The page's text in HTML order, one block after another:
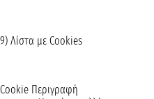
9) Λίστα με Cookies
Cookie Περιγραφή